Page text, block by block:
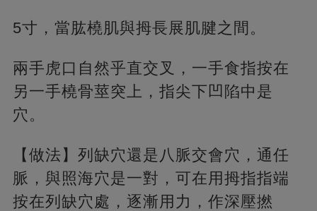
5寸，當肱橈肌與拇長展肌腱之間。
兩手虎口自然乎直交叉，一手食指按在
另一手橈骨莖突上，指尖下凹陷中是
穴。
【做法】列缺穴還是八脈交會穴，通任
脈，與照海穴是一對，可在用拇指指端
按在列缺穴處，逐漸用力，作深壓撚